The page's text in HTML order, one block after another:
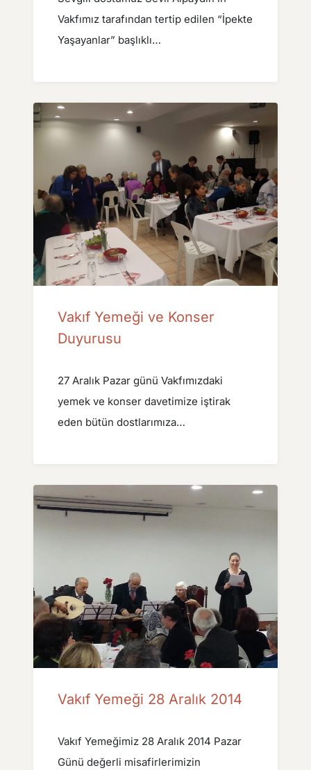
Vakfımız tarafından tertip edilen “İpekte
Yaşayanlar” başlıklı…
Vakıf Yemeği ve Konser
Duyurusu
27 Aralık Pazar günü Vakfımızdaki
yemek ve konser davetimize iştirak
eden bütün dostlarımıza…
Vakıf Yemeği 28 Aralık 2014
Vakıf Yemeğimiz 28 Aralık 2014 Pazar
Günü değerli misafirlerimizin